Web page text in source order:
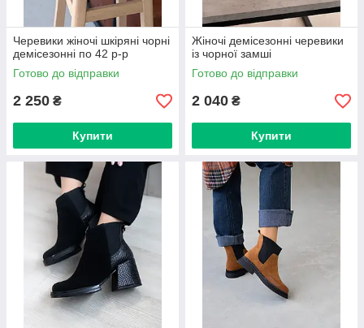
Черевики жіночі шкіряні чорні
демісезонні по 42 р-р
Готово до відправки
2 250 ₴
Купити
Жіночі демісезонні черевики
із чорної замші
Готово до відправки
2 040 ₴
Купити